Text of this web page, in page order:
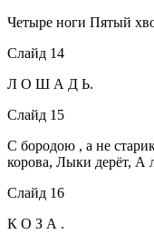
Четыре ноги Пятый
Слайд 14
Л О Ш А Д Ь.
Слайд 15
С бородою , а не
корова, Лыки дерёт, А
Слайд 16
К О З А .